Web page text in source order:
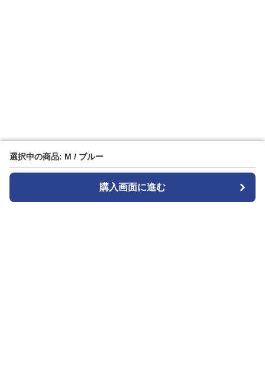
選択中の商品: M / ブルー
購入画面に進む
選択中の商品: M / ブルー
購入画面に進む